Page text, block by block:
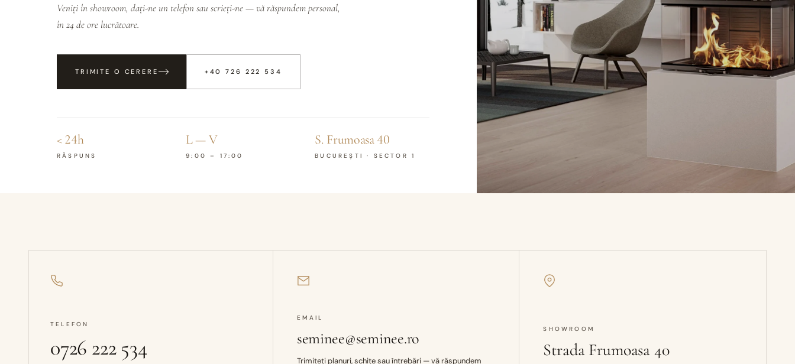
Veniți în showroom, dați-ne un telefon sau scrieți-ne — vă răspundem personal,
în 24 de ore lucrătoare.
TRIMITE O CERERE +40 726 222 534
< 24h
RĂSPUNS
L — V
9:00 – 17:00
S. Frumoasa 40
BUCUREȘTI · SECTOR 1
TELEFON
0726 222 534
EMAIL
seminee@seminee.ro
Trimiteți planuri, schițe sau întrebări — vă răspundem
SHOWROOM
Strada Frumoasa 40